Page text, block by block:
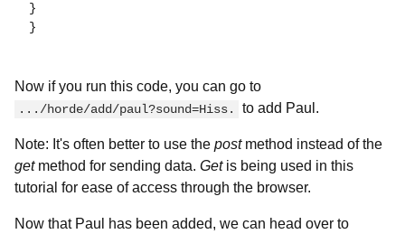
}
}
Now if you run this code, you can go to
.../horde/add/paul?sound=Hiss. to add Paul.
Note: It's often better to use the postmethod instead of the
getmethod for sending data. Getis being used in this
tutorial for ease of access through the browser.
Now that Paul has been added, we can head over to